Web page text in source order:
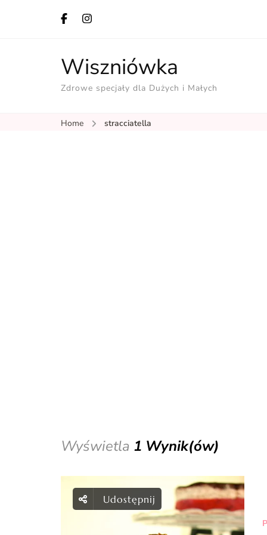
Wiszniówka
Zdrowe specjały dla Dużych i Małych
Home stracciatella
Wyświetla 1 Wynik(ów)
Udostępnij